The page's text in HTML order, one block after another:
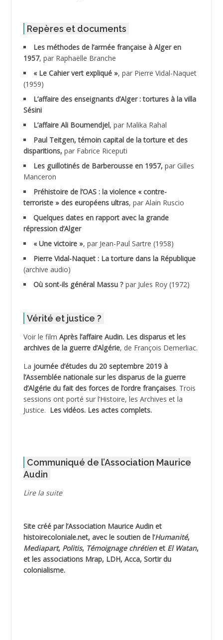
ABID Mohamed
ABNOUN Salah
ACHACHE M.*
ACHLAF Ali
ADALMI
ADANE Ramdane *
ADDAD
ADDALA Boualem*
ADDANE
ADDECHE Rachid
ADELIOUAT Vve AIT SAADA
ADJANI Khaled
ADJAOUT
ADNI Mohamed Akli
ADOUL Arab *
AGOULMINE
AHLOUCHE Mabrouk *
AIBLIED Ahmed
Repères et documents
Les méthodes de l’armée française à Alger en
1957, par Raphaëlle Branche
« Le Cahier vert expliqué », par Pierre Vidal-Naquet
(1959)
L’affaire des enseignants d’Alger : tortures à la villa
Sésini
L’affaire Ali Boumendjel, par Malika Rahal
Paul Teitgen, témoin capital de la torture et des
disparitions, par Fabrice Riceputi
Les guillotinés de Barberousse en 1957, par Gilles
Manceron
Préhistoire de l’OAS : la violence « contre-
terroriste » des européens ultras, par Alain Ruscio
Quelques dates en rapport avec la grande
répression d’Alger
« Une victoire », par Jean-Paul Sartre (1958)
Pierre Vidal-Naquet : La torture dans la République
(archive audio)
Où sont-ils général Massu ? par Jules Roy (1972)
Vérité et justice ?
Voir le film Après l’affaire Audin. Les disparus et les
archives de la guerre d’Algérie, de François Demerliac.
La journée d’études du 20 septembre 2019 à
l’Assemblée nationale sur les disparus de la guerre
d’Algérie du fait des forces de l’ordre françaises. Trois
sessions ont porté sur l’Histoire, les Archives et la
Justice. Les vidéos. Les actes complets.
Communiqué de l’Association Maurice
Audin
Lire la suite
Site créé par l’Association Maurice Audinet
histoirecoloniale.net, avec le soutien de l’Humanité,
Mediapart, Politis, Témoignage chrétienet El Watan,
et les associations Mrap, LDH, Acca, Sortir du
colonialisme.